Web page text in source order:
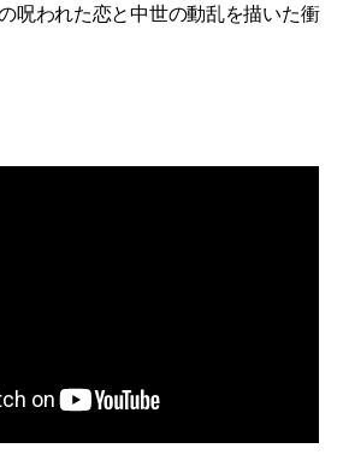
呪われた恋と中世の動乱を描いた衝